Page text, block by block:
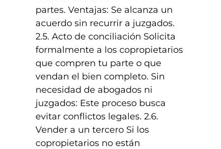
partes. Ventajas: Se alcanza un
acuerdo sin recurrir a juzgados.
2.5. Acto de conciliación Solicita
formalmente a los copropietarios
que compren tu parte o que
vendan el bien completo. Sin
necesidad de abogados ni
juzgados: Este proceso busca
evitar conflictos legales. 2.6.
Vender a un tercero Si los
copropietarios no están